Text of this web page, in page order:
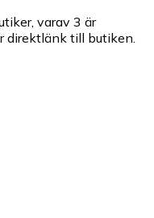
varav 3 är
direktlänk till butiken.